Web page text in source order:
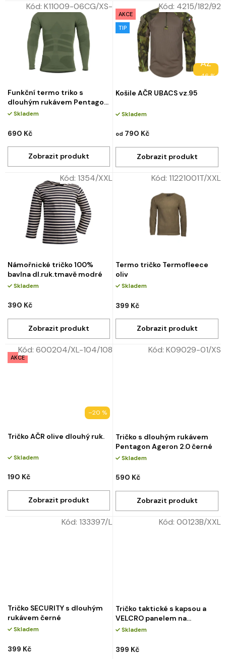
Funkční termo triko s
dlouhým rukávem Pentagon
PLEXIS Camo Green
Skladem
690 Kč
Kód: K11009-06CG/XS-
AKCE
TIP
AŽ
–46 %
Košile AČR UBACS vz.95
Skladem
od 790 Kč
Kód: 4215/182/92
Námořnické tričko 100%
bavlna dl.ruk.tmavě modré
Skladem
390 Kč
Kód: 1354/XXL
Termo tričko Termofleece
oliv
Skladem
399 Kč
Kód: 11221001T/XXL
AKCE
–20 %
Tričko AČR olive dlouhý ruk.
Skladem
190 Kč
Kód: 600204/XL-104/108
Tričko s dlouhým rukávem
Pentagon Ageron 2.0 černé
Skladem
590 Kč
Kód: K09029-01/XS
Tričko SECURITY s dlouhým
rukávem černé
Skladem
399 Kč
Kód: 133397/L
Tričko taktické s kapsou a
VELCRO panelem na
rukávech olive
Skladem
399 Kč
Kód: 00123B/XXL